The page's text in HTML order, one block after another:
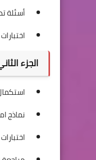
أسئلة
الجزء
نماذج